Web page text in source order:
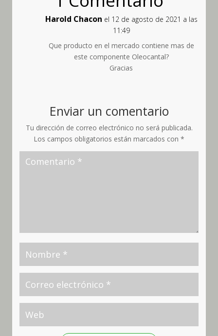
Harold Chacon el 12 de agosto de 2021 a las
11:49
Que producto en el mercado contiene mas de
este componente Oleocantal?
Gracias
Enviar un comentario
Tu dirección de correo electrónico no será publicada.
Los campos obligatorios están marcados con *